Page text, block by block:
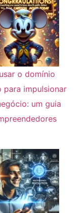
o domínio
para impulsionar
um guia